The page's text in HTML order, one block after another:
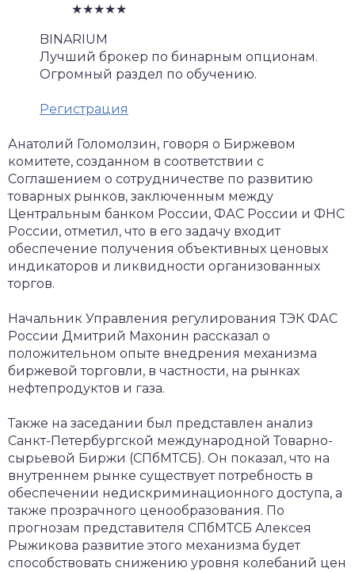
★★★★★
BINARIUM
Лучший брокер по бинарным опционам.
Огромный раздел по обучению.
Регистрация
Анатолий Голомолзин, говоря о Биржевом
комитете, созданном в соответствии с
Соглашением о сотрудничестве по развитию
товарных рынков, заключенным между
Центральным банком России, ФАС России и ФНС
России, отметил, что в его задачу входит
обеспечение получения объективных ценовых
индикаторов и ликвидности организованных
торгов.
Начальник Управления регулирования ТЭК ФАС
России Дмитрий Махонин рассказал о
положительном опыте внедрения механизма
биржевой торговли, в частности, на рынках
нефтепродуктов и газа.
Также на заседании был представлен анализ
Санкт-Петербургской международной Товарно-
сырьевой Биржи (СПбМТСБ). Он показал, что на
внутреннем рынке существует потребность в
обеспечении недискриминационного доступа, а
также прозрачного ценообразования. По
прогнозам представителя СПбМТСБ Алексея
Рыжикова развитие этого механизма будет
способствовать снижению уровня колебаний цен